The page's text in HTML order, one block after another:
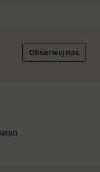
Obserwuj nas